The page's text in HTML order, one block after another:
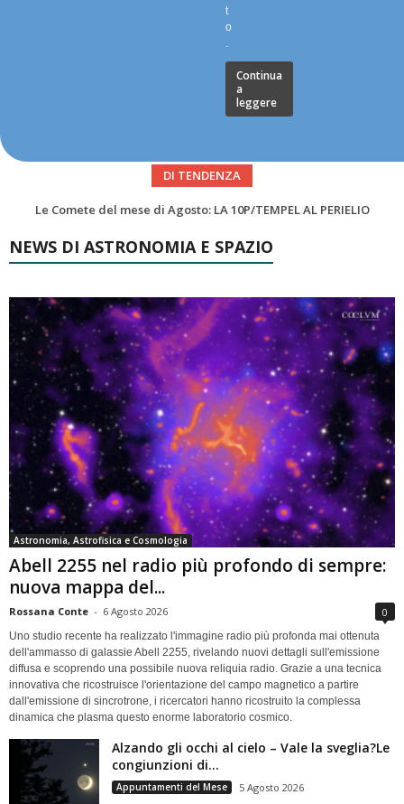
t
o
.
Continua
a
leggere
DI TENDENZA
Asteroidi del mese Agosto 2026
NEWS DI ASTRONOMIA E SPAZIO
Astronomia, Astrofisica e Cosmologia
Abell 2255 nel radio più profondo di sempre:
nuova mappa del...
Rossana Conte - 6 Agosto 2026 0
Uno studio recente ha realizzato l'immagine radio più profonda mai ottenuta
dell'ammasso di galassie Abell 2255, rivelando nuovi dettagli sull'emissione
diffusa e scoprendo una possibile nuova reliquia radio. Grazie a una tecnica
innovativa che ricostruisce l'orientazione del campo magnetico a partire
dall'emissione di sincrotrone, i ricercatori hanno ricostruito la complessa
dinamica che plasma questo enorme laboratorio cosmico.
Alzando gli occhi al cielo – Vale la sveglia?Le
congiunzioni di...
Appuntamenti del Mese 5 Agosto 2026